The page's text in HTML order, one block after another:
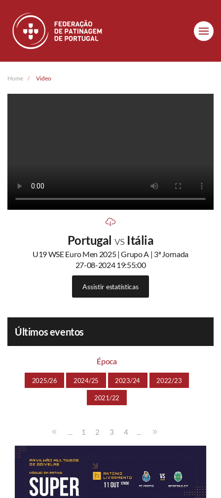
Skip to main content
Home Video
Portugal vs Itália
U19 WSE Euro Men 2025 | Grupo A | 3ª Jornada
27-08-2024 19:55:00
Assistir estatísticas
Últimos eventos
Época
2025/26 2024/25 2023/24 2022/23
2021/22
... 1 2 3 4 ...